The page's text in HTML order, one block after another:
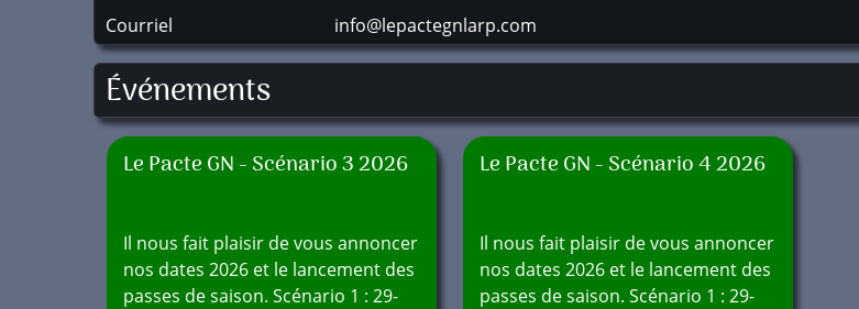
Courriel
info@lepactegnlarp.com
Événements
Le Pacte GN - Scénario 3 2026
Il nous fait plaisir de vous annoncer
nos dates 2026 et le lancement des
passes de saison. Scénario 1 : 29-
Le Pacte GN - Scénario 4 2026
Il nous fait plaisir de vous annoncer
nos dates 2026 et le lancement des
passes de saison. Scénario 1 : 29-